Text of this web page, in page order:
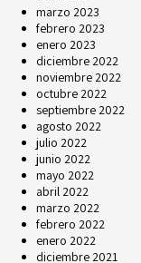
marzo 2023
febrero 2023
enero 2023
diciembre 2022
noviembre 2022
octubre 2022
septiembre 2022
agosto 2022
julio 2022
junio 2022
mayo 2022
abril 2022
marzo 2022
febrero 2022
enero 2022
diciembre 2021